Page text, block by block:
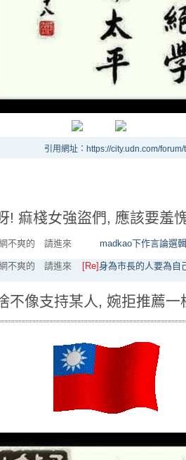
引用網址：https://city.udn.com/
! 痲棧女強盜們, 應該要羞
不爽的 請進來 madkao下作言論選
不爽的 請進來 [Re]身為市長的人要為自
不像支持某人, 婉拒推薦